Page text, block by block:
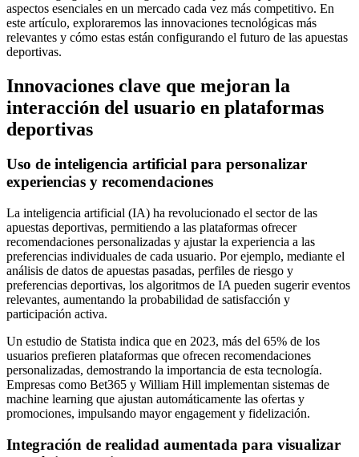
aspectos esenciales en un mercado cada vez más competitivo. En
este artículo, exploraremos las innovaciones tecnológicas más
relevantes y cómo estas están configurando el futuro de las apuestas
deportivas.
Innovaciones clave que mejoran la
interacción del usuario en plataformas
deportivas
Uso de inteligencia artificial para personalizar
experiencias y recomendaciones
La inteligencia artificial (IA) ha revolucionado el sector de las
apuestas deportivas, permitiendo a las plataformas ofrecer
recomendaciones personalizadas y ajustar la experiencia a las
preferencias individuales de cada usuario. Por ejemplo, mediante el
análisis de datos de apuestas pasadas, perfiles de riesgo y
preferencias deportivas, los algoritmos de IA pueden sugerir eventos
relevantes, aumentando la probabilidad de satisfacción y
participación activa.
Un estudio de Statista indica que en 2023, más del 65% de los
usuarios prefieren plataformas que ofrecen recomendaciones
personalizadas, demostrando la importancia de esta tecnología.
Empresas como Bet365 y William Hill implementan sistemas de
machine learning que ajustan automáticamente las ofertas y
promociones, impulsando mayor engagement y fidelización.
Integración de realidad aumentada para visualizar